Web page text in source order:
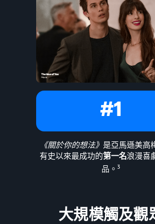
#1
《關於你的想法》 是亞馬遜美高
有史以來最成功的第一名浪漫喜
品。 3
大規模觸及觀